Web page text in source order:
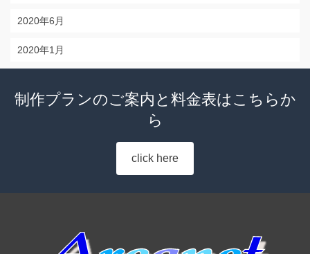
2020年6月
2020年1月
制作プランのご案内と料金表はこちらか
ら
click here